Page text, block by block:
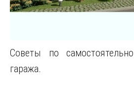
Советы по
гаража.